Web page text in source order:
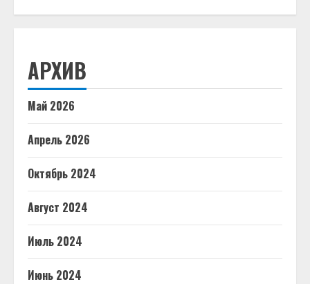
АРХИВ
Май 2026
Апрель 2026
Октябрь 2024
Август 2024
Июль 2024
Июнь 2024